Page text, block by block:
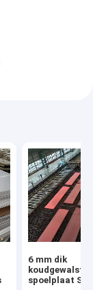
6 mm dik
koudgewalst
spoelplaat